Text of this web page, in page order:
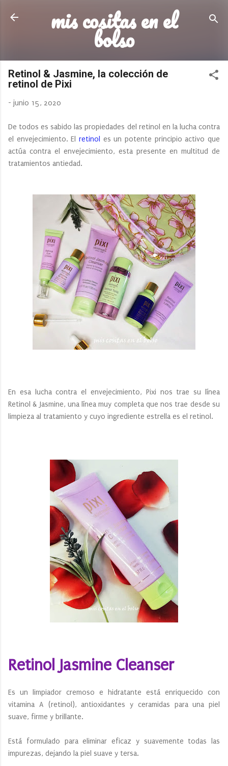
Ir al contenido principal
mis cositas en el
bolso
Retinol & Jasmine, la colección de
retinol de Pixi
- junio 15, 2020
De todos es sabido las propiedades del retinol en la lucha contra
el envejecimiento. El retinol es un potente principio activo que
actúa contra el envejecimiento, esta presente en multitud de
tratamientos antiedad.
En esa lucha contra el envejecimiento, Pixi nos trae su línea
Retinol & Jasmine, una línea muy completa que nos trae desde su
limpieza al tratamiento y cuyo ingrediente estrella es el retinol.
Retinol Jasmine Cleanser
Es un limpiador cremoso e hidratante está enriquecido con
vitamina A (retinol), antioxidantes y ceramidas para una piel
suave, firme y brillante.
Está formulado para eliminar eficaz y suavemente todas las
impurezas, dejando la piel suave y tersa.